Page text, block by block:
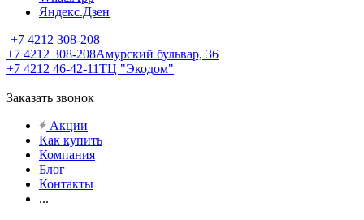
Яндекс.Дзен
+7 4212 308-208
+7 4212 308-208Амурский бульвар, 36
+7 4212 46-42-11ТЦ "Экодом"
Заказать звонок
Акции
Как купить
Компания
Блог
Контакты
...